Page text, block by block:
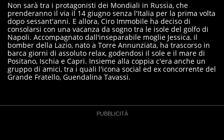
Non sarà tra i protagonisti dei Mondiali in Russia, che
prenderanno il via il 14 giugno senza l'Italia per la prima volta
dopo sessant'anni. E allora, Ciro Immobile ha deciso di
consolarsi con una vacanza da sogno tra le isole del golfo di
Napoli. Accompagnato dall'inseparabile moglie Jessica, il
bomber della Lazio, nato a Torre Annunziata, ha trascorso in
barca giorni di assoluto relax, godendosi il sole e il mare di
Positano, Ischia e Capri. Insieme alla coppia c'era anche un
gruppo di amici, tra i quali l'icona social ed ex concorrente del
Grande Fratello, Guendalina Tavassi.